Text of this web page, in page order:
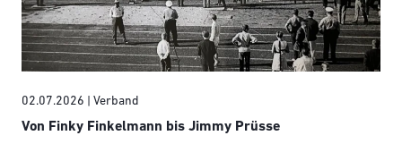
02.07.2026 | Verband
Von Finky Finkelmann bis Jimmy Prüsse